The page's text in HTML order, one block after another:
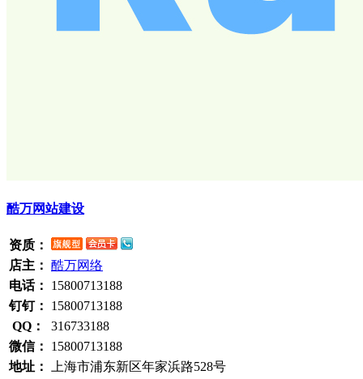
酷万网站建设
资质：
店主： 酷万网络
电话：
15800713188
钉钉：
15800713188
QQ：
316733188
微信：
15800713188
地址：
上海市浦东新区年家浜路528号